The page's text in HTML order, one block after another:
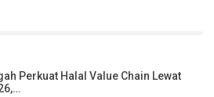
Perkuat Halal Value Chain Lewat